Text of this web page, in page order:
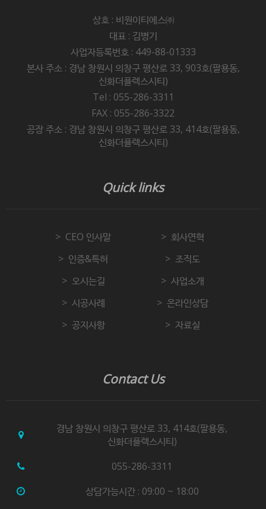
상호 : 비원이티에스㈜
대표 : 김병기
사업자등록번호 : 449-88-01333
본사 주소 : 경남 창원시 의창구 평산로 33, 903호(팔용동,
신화더플렉스시티)
Tel : 055-286-3311
FAX : 055-286-3322
공장 주소 : 경남 창원시 의창구 평산로 33, 414호(팔용동,
신화더플렉스시티)
Quick links
CEO 인사말
회사연혁
인증&특허
조직도
오시는길
사업소개
시공사례
온라인상담
공지사항
자료실
Contact Us
경남 창원시 의창구 평산로 33, 414호(팔용동,
신화더플렉스시티)
055-286-3311
상담가능시간 : 09:00 ~ 18:00